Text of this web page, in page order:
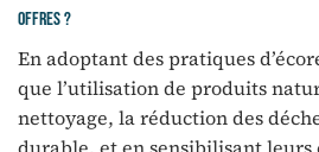
offres ?
En adoptant des pratiques
que l’utilisation de produits
nettoyage, la réduction des